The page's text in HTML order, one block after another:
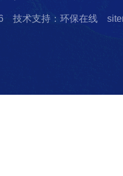
技术支持：环保在线